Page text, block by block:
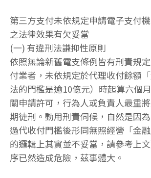
第三方支付未依規定申請電子支付
之法律效果有欠妥當
(一) 有違刑法謙抑性原則
依照無論新舊電支條例皆有刑責規
付業者，未依規定於代理收付餘額
法的門檻是逾10億元）時起算六個
關申請許可，行為人或負責人最重
期徒刑。動用刑責伺候，自然是因
過代收付門檻後形同無照經營「金
的邏輯上其實並不妥當，請參考上
序已然造成危險，茲事體大。